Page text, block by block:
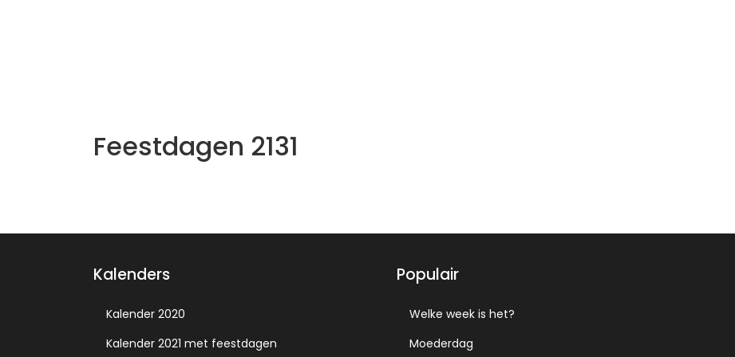
Feestdagen 2131
Kalenders
Kalender 2020
Kalender 2021 met feestdagen
Populair
Welke week is het?
Moederdag